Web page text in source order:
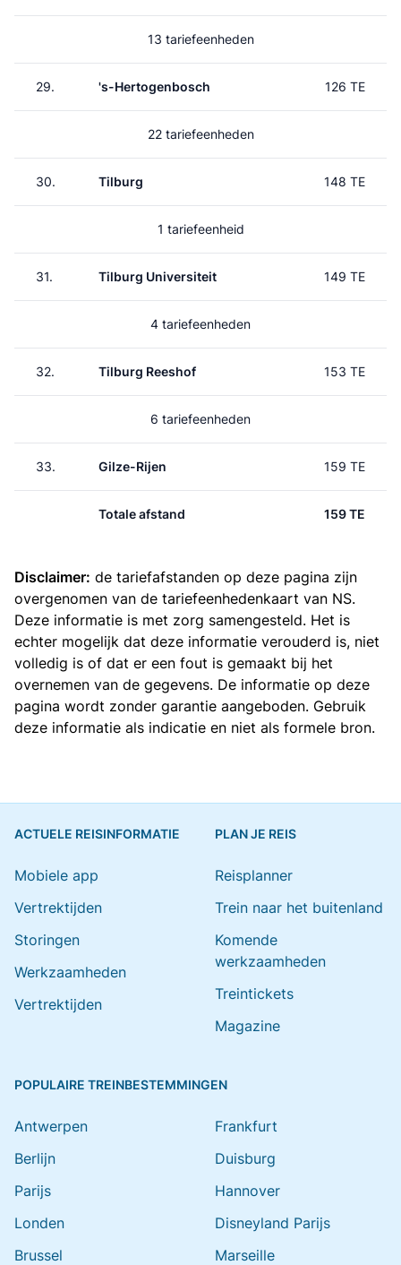
13 tariefeenheden
29. 's-Hertogenbosch 126 TE
22 tariefeenheden
30. Tilburg 148 TE
1 tariefeenheid
31. Tilburg Universiteit 149 TE
4 tariefeenheden
32. Tilburg Reeshof 153 TE
6 tariefeenheden
33. Gilze-Rijen 159 TE
Totale afstand 159 TE
Disclaimer: de tariefafstanden op deze pagina zijn
overgenomen van de tariefeenhedenkaart van NS.
Deze informatie is met zorg samengesteld. Het is
echter mogelijk dat deze informatie verouderd is, niet
volledig is of dat er een fout is gemaakt bij het
overnemen van de gegevens. De informatie op deze
pagina wordt zonder garantie aangeboden. Gebruik
deze informatie als indicatie en niet als formele bron.
ACTUELE REISINFORMATIE
Mobiele app
Vertrektijden
Storingen
Werkzaamheden
Vertrektijden
PLAN JE REIS
Reisplanner
Trein naar het buitenland
Komende
werkzaamheden
Treintickets
Magazine
POPULAIRE TREINBESTEMMINGEN
Antwerpen
Berlijn
Parijs
Londen
Brussel
Frankfurt
Duisburg
Hannover
Disneyland Parijs
Marseille